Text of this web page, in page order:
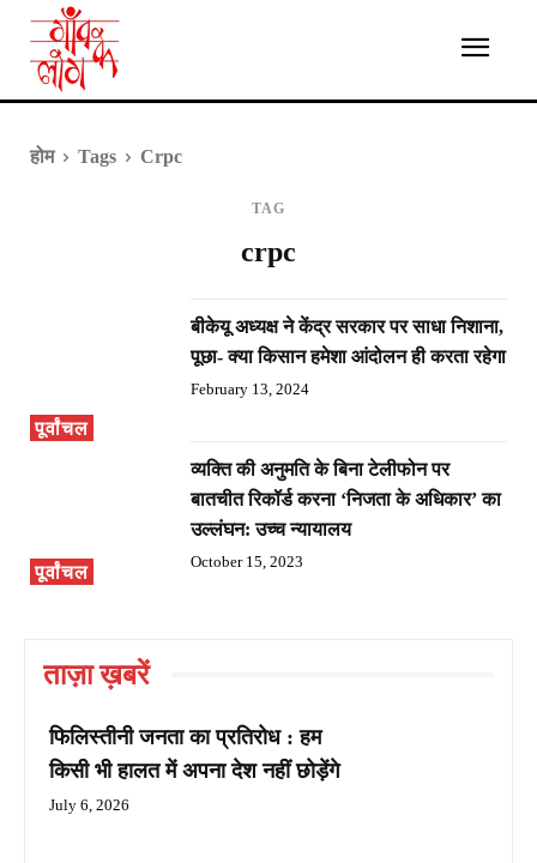
होम Tags Crpc
TAG
crpc
पूर्वांचल
बीकेयू अध्यक्ष ने केंद्र सरकार पर साधा निशाना,
पूछा- क्या किसान हमेशा आंदोलन ही करता रहेगा
February 13, 2024
पूर्वांचल
व्यक्ति की अनुमति के बिना टेलीफोन पर
बातचीत रिकॉर्ड करना ‘निजता के अधिकार’ का
उल्लंघन: उच्च न्यायालय
October 15, 2023
ताज़ा ख़बरें
फिलिस्तीनी जनता का प्रतिरोध : हम
किसी भी हालत में अपना देश नहीं छोड़ेंगे
July 6, 2026